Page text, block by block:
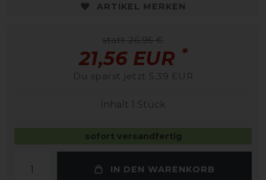
ARTIKEL MERKEN
statt 26,95 €
21,56 EUR *
Du sparst jetzt 5,39 EUR
Inhalt 1 Stück
sofort versandfertig
IN DEN WARENKORB